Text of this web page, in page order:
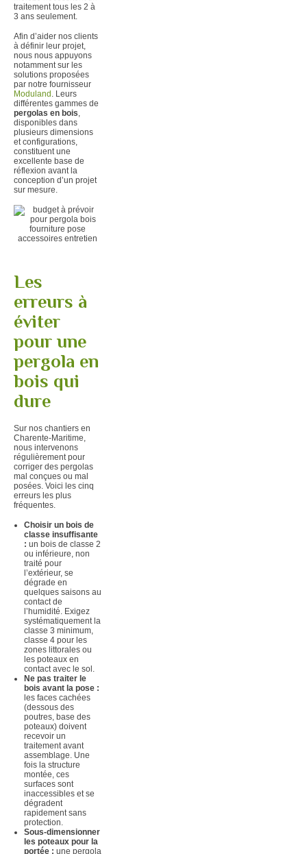
traitement tous les 2 à
3 ans seulement.
Afin d’aider nos clients
à définir leur projet,
nous nous appuyons
notamment sur les
solutions proposées
par notre fournisseur
Moduland. Leurs
différentes gammes de
pergolas en bois,
disponibles dans
plusieurs dimensions
et configurations,
constituent une
excellente base de
réflexion avant la
conception d’un projet
sur mesure.
Les
erreurs à
éviter
pour une
pergola en
bois qui
dure
Sur nos chantiers en
Charente-Maritime,
nous intervenons
régulièrement pour
corriger des pergolas
mal conçues ou mal
posées. Voici les cinq
erreurs les plus
fréquentes.
Choisir un bois de
classe insuffisante
: un bois de classe 2
ou inférieure, non
traité pour
l’extérieur, se
dégrade en
quelques saisons au
contact de
l’humidité. Exigez
systématiquement la
classe 3 minimum,
classe 4 pour les
zones littorales ou
les poteaux en
contact avec le sol.
Ne pas traiter le
bois avant la pose :
les faces cachées
(dessous des
poutres, base des
poteaux) doivent
recevoir un
traitement avant
assemblage. Une
fois la structure
montée, ces
surfaces sont
inaccessibles et se
dégradent
rapidement sans
protection.
Sous-dimensionner
les poteaux pour la
portée : une pergola